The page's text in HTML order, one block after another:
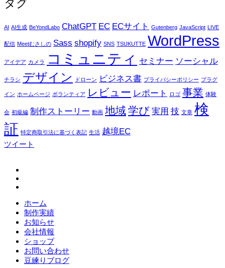
タグ
AI AI生成 BeYondLabo ChatGPT EC ECサイト Gutenberg JavaScript LIVE
配信 Meetむさしの Sass shopify SNS TSUKUTTE WordPress
アイデア カメラ コミュニティ セミナー ソーシャル
チラシ デザイン ドローン ビジネス書 プライバシーポリシー プラグ
イン ホームページ ボランティア レビュー レポート ロゴ 事業 体験
会 初級編 制作ストーリー 動画 地域学び 実用 技 文章 検
証 特定商取引法に基づく表記 生活 越境EC
ツイート
ホーム
制作実績
お知らせ
会社情報
ショップ
お問い合わせ
豆練りブログ